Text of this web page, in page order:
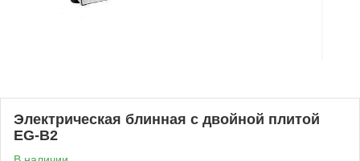
Электрическая блинная с двойной плитой
EG-B2